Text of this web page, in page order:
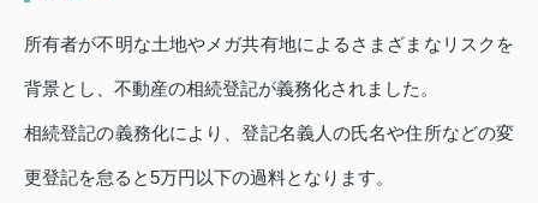
所有者が不明な土地やメガ共有地によるさまざまなリスクを
背景とし、不動産の相続登記が義務化されました。
相続登記の義務化により、登記名義人の氏名や住所などの変
更登記を怠ると5万円以下の過料となります。